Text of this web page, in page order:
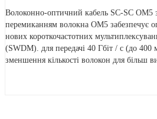
Волоконно-оптичний кабель SC-SC
перемиканням волокна OM5 забезпечує
нових короткочастотних
(SWDM). для передачі 40 Гбіт / с (до 400
зменшення кількості волокон для більш